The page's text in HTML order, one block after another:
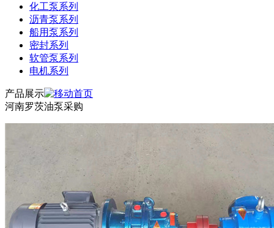
化工泵系列
沥青泵系列
船用泵系列
密封系列
软管泵系列
电机系列
产品展示
河南罗茨油泵采购